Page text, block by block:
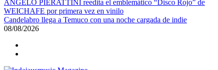
ANGELO PIERATTINI reedita el emblemático “Disco Rojo” de
WEICHAFE por primera vez en vinilo
Candelabro llega a Temuco con una noche cargada de indie
08/08/2026